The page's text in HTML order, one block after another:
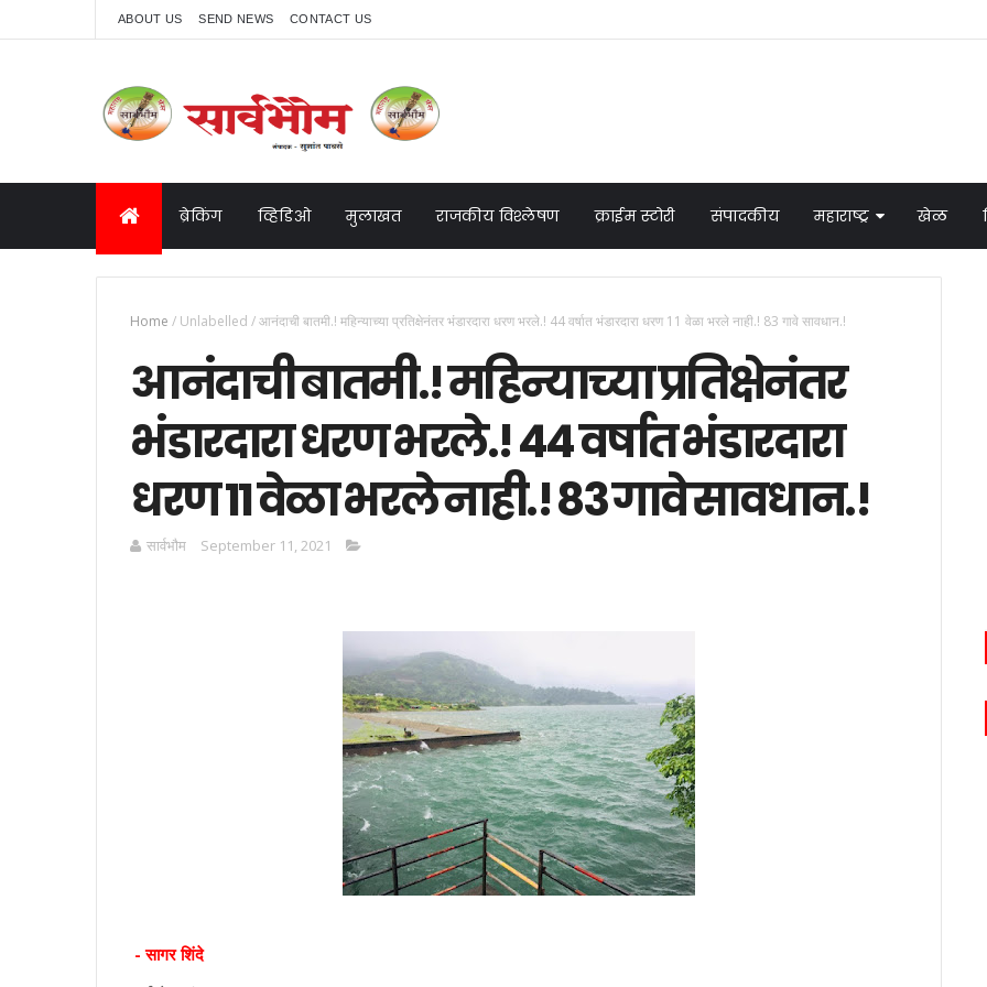
ABOUT US SEND NEWS CONTACT US
ब्रेकिंग व्हिडिओ मुलाखत राजकीय विश्लेषण क्राईम स्टोरी संपादकीय महाराष्ट्र खेळ
Home / Unlabelled /आनंदाची बातमी.! महिन्याच्या प्रतिक्षेनंतर भंडारदारा धरण भरले.! 44 वर्षात भंडारदारा धरण 11 वेळा भरले नाही.! 83 गावे सावधान.!
आनंदाची बातमी.! महिन्याच्या प्रतिक्षेनंतर
भंडारदारा धरण भरले.! 44 वर्षात भंडारदारा
धरण 11 वेळा भरले नाही.! 83 गावे सावधान.!
सार्वभाैम September 11, 2021
- सागर शिंदे